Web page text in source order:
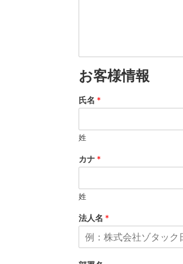
お客様情報
氏名 *
姓
カナ *
姓
法人名 *